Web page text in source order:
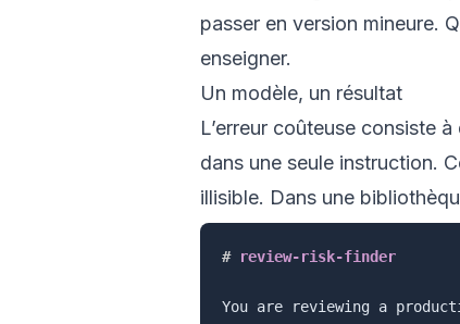
passer en version mineure.
enseigner.
Un modèle, un résultat
L’erreur coûteuse consiste
dans une seule instruction.
illisible. Dans une
# review-risk-finder
You are reviewing a